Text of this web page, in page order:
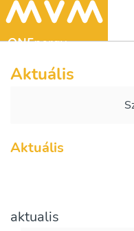
Aktuális
Aktuális
aktualis